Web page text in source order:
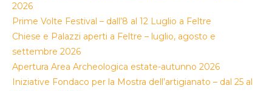
2026
Prime Volte Festival – dall’8 al 12 Luglio a Feltre
Chiese e Palazzi aperti a Feltre – luglio, agosto e
settembre 2026
Apertura Area Archeologica estate-autunno 2026
Iniziative Fondaco per la Mostra dell’artigianato – dal 25 al